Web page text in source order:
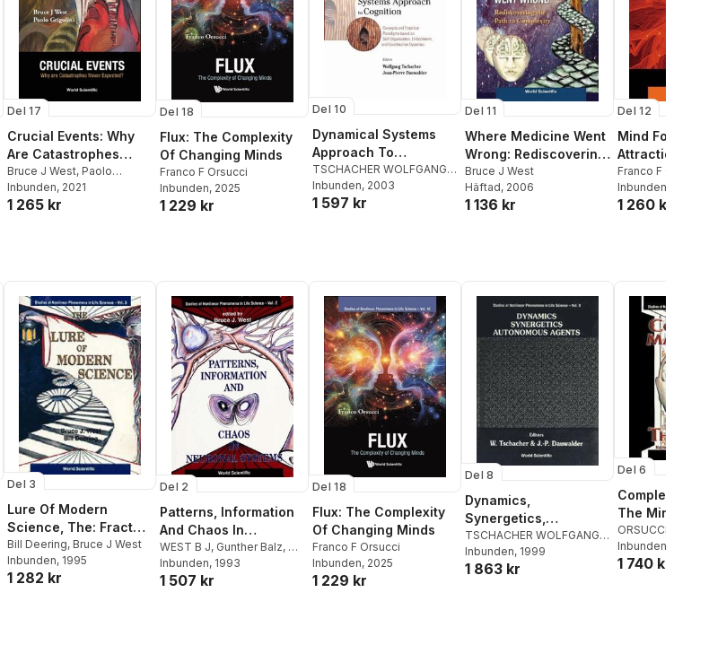
Del 17
Crucial Events: Why
Are Catastrophes
Never Expected?
Bruce J West, Paolo
Grigolini
Inbunden, 2021
1 265 kr
Del 18
Flux: The Complexity
Of Changing Minds
Franco F Orsucci
Inbunden, 2025
1 229 kr
Del 10
Dynamical Systems
Approach To
Cognition, The:
Concepts And
Empirical Paradigms
Coordination
Dynamics
TSCHACHER WOLFGANG,
Wolfgang Tschacher
Jean-pierre Dauwalder
Inbunden, 2003
1 597 kr
Del 11
Where Medicine Went
Wrong: Rediscovering
The Path To
Complexity
Bruce J West
Häftad, 2006
1 136 kr
Del 12
Mind Force:
Attractions
Franco F Orsucci
Inbunden
1 260 kr
Del 3
Lure Of Modern
Science, The: Fractal
Thinking
Bill Deering, Bruce J West
Inbunden, 1995
1 282 kr
Del 2
Patterns, Information
And Chaos In
Neuronal Systems
WEST B J, Gunther Balz, D
Chen,Kathy Eastman
Howard S Hock
Inbunden, 1993
1 507 kr
Del 18
Flux: The Complexity
Of Changing Minds
Franco F Orsucci
Inbunden, 2025
1 229 kr
Del 8
Dynamics,
Synergetics,
Autonomous Agents:
Nonlinear Systems
Approaches To
TSCHACHER WOLFGANG,
Jean-pierre Dauwalder
Wolfgang Tschacher
Inbunden, 1999
1 863 kr
Del 6
Complex
The Mind, The
ORSUCCI
F Orsucci
Inbunden
1 740 kr